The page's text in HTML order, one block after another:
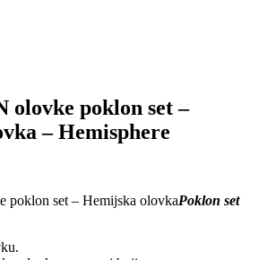
olovke poklon set –
– Hemisphere
set – Hemijska olovkaPoklon set